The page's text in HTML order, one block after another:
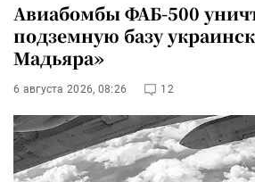
Авиабомбы ФАБ-500
подземную базу
Мадьяра»
6 августа 2026, 08:26 12